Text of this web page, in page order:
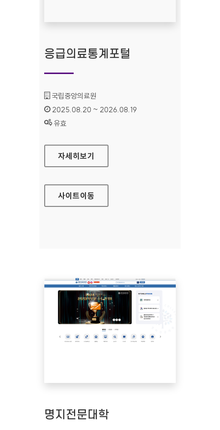
응급의료통계포털
기관명 :
국립중앙의료원
인증기간 :
2025.08.20 ~ 2026.08.19
상태 :
유효
응급의료통계포털
자세히보기
사이트이동
명지전문대학